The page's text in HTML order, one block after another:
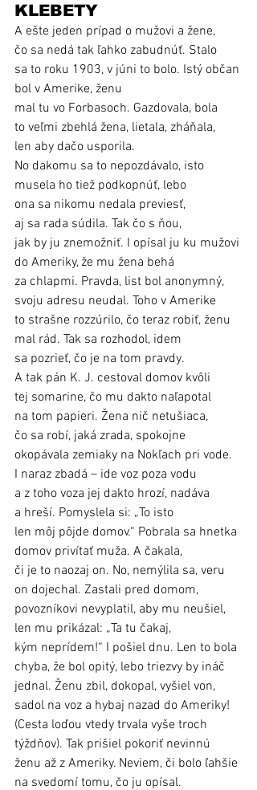
KLEBETY
A ešte jeden prípad o mužovi a žene,
čo sa nedá tak ľahko zabudnúť. Stalo
sa to roku 1903, v júni to bolo. Istý občan
bol v Amerike, ženu
mal tu vo Forbasoch. Gazdovala, bola
to veľmi zbehlá žena, lietala, zháňala,
len aby dačo usporila.
No dakomu sa to nepozdávalo, isto
musela ho tiež podkopnúť, lebo
ona sa nikomu nedala previesť,
aj sa rada súdila. Tak čo s ňou,
jak by ju znemožniť. I opísal ju ku mužovi
do Ameriky, že mu žena behá
za chlapmi. Pravda, list bol anonymný,
svoju adresu neudal. Toho v Amerike
to strašne rozzúrilo, čo teraz robiť, ženu
mal rád. Tak sa rozhodol, idem
sa pozrieť, čo je na tom pravdy.
A tak pán K. J. cestoval domov kvôli
tej somarine, čo mu dakto naľapotal
na tom papieri. Žena nič netušiaca,
čo sa robí, jaká zrada, spokojne
okopávala zemiaky na Nokľach pri vode.
I naraz zbadá – ide voz poza vodu
a z toho voza jej dakto hrozí, nadáva
a hreší. Pomyslela si: „To isto
len môj pôjde domov.“ Pobrala sa hnetka
domov privítať muža. A čakala,
či je to naozaj on. No, nemýlila sa, veru
on dojechal. Zastali pred domom,
povozníkovi nevyplatil, aby mu neušiel,
len mu prikázal: „Ta tu čakaj,
kým neprídem!“ I pošiel dnu. Len to bola
chyba, že bol opitý, lebo triezvy by ináč
jednal. Ženu zbil, dokopal, vyšiel von,
sadol na voz a hybaj nazad do Ameriky!
(Cesta loďou vtedy trvala vyše troch
týždňov). Tak prišiel pokoriť nevinnú
ženu až z Ameriky. Neviem, či bolo ľahšie
na svedomí tomu, čo ju opísal.